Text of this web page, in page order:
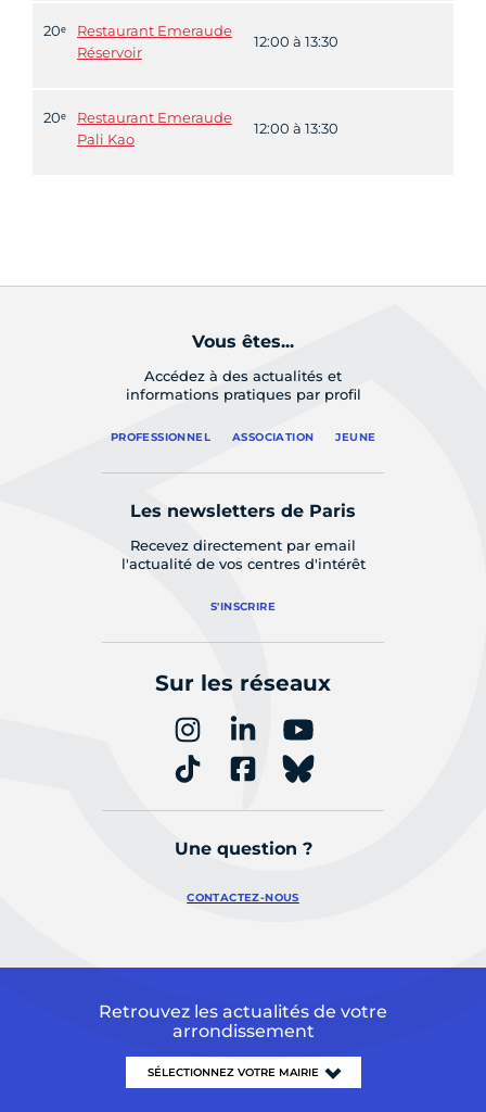
20ᵉ
Restaurant Emeraude
Réservoir
12:00 à 13:30
20ᵉ
Restaurant Emeraude
Pali Kao
12:00 à 13:30
Vous êtes...
Accédez à des actualités et
informations pratiques par profil
PROFESSIONNEL ASSOCIATION JEUNE
Les newsletters de Paris
Recevez directement par email
l'actualité de vos centres d'intérêt
S'INSCRIRE
Sur les réseaux
Une question ?
CONTACTEZ-NOUS
Retrouvez les actualités de votre
arrondissement